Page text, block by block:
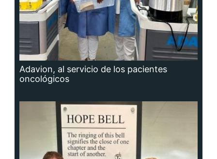
Adavion, al servicio de los pacientes
oncológicos